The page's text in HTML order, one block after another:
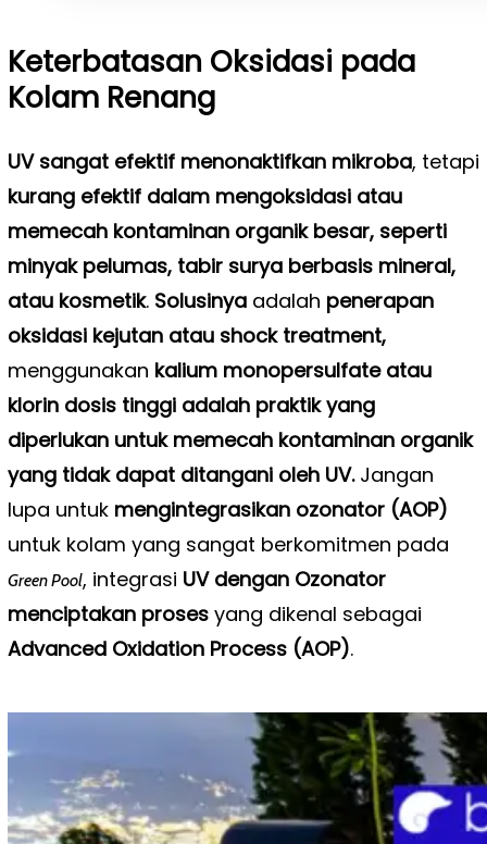
Keterbatasan Oksidasi pada
Kolam Renang
UV sangat efektif menonaktifkan mikroba, tetapi
kurang efektif dalam mengoksidasi atau
memecah kontaminan organik besar, seperti
minyak pelumas, tabir surya berbasis mineral,
atau kosmetik. Solusinya adalah penerapan
oksidasi kejutan atau shock treatment,
menggunakan kalium monopersulfate atau
klorin dosis tinggi adalah praktik yang
diperlukan untuk memecah kontaminan organik
yang tidak dapat ditangani oleh UV.Jangan
lupa untuk mengintegrasikan ozonator (AOP)
untuk kolam yang sangat berkomitmen pada
Green Pool, integrasi UV dengan Ozonator
menciptakan prosesyang dikenal sebagai
Advanced Oxidation Process (AOP).